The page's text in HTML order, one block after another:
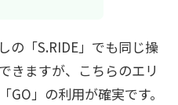
の「S.RIDE」でも同じ操
きますが、こちらのエリ
」の利用が確実です。